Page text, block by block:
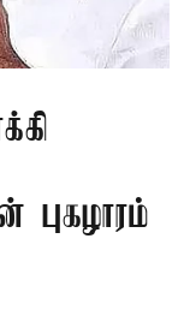
புகழாரம்